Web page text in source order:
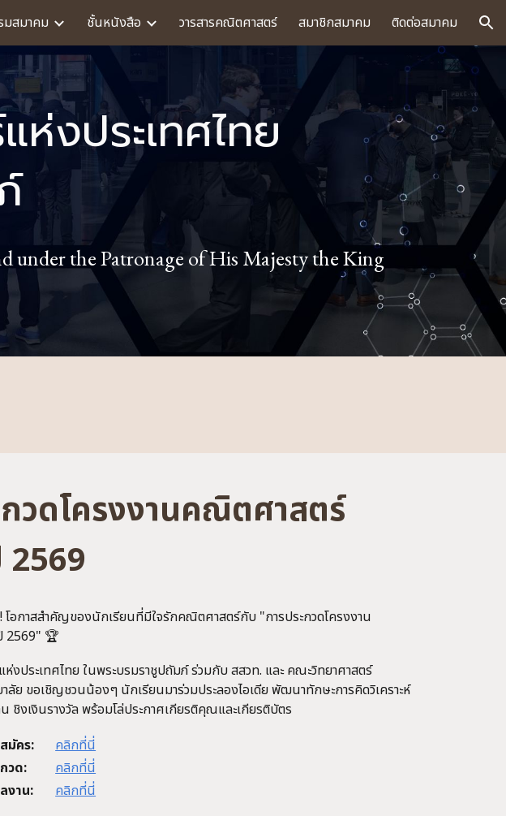
Skip to navigation
มสมาคม ชั้นหนังสือ วารสารคณิตศาสตร์ สมาชิกสมาคม ติดต่อสมาคม
งประเทศไทย
under the Patronage of His Majesty the King
กวดโครงงานคณิตศาสตร์
2569
โอกาสสำคัญของนักเรียนที่มีใจรักคณิตศาสตร์กับ "การประกวดโครงงาน
2569" 🏆
ประเทศไทย ในพระบรมราชูปถัมภ์ ร่วมกับ สสวท. และ คณะวิทยาศาสตร์
ย ขอเชิญชวนน้องๆ นักเรียนมาร่วมประลองไอเดีย พัฒนาทักษะการคิดวิเคราะห์
ชิงเงินรางวัล พร้อมโล่ประกาศเกียรติคุณและเกียรติบัตร
มัคร:
คลิกที่นี่
วด:
คลิกที่นี่
งาน:
คลิกที่นี่